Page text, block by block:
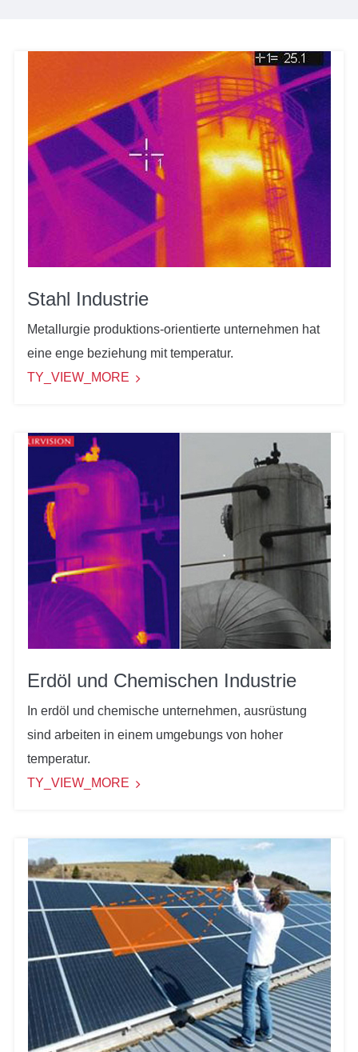
Stahl Industrie
Metallurgie produktions-orientierte unternehmen hat
eine enge beziehung mit temperatur.
TY_VIEW_MORE
Erdöl und Chemischen Industrie
In erdöl und chemische unternehmen, ausrüstung
sind arbeiten in einem umgebungs von hoher
temperatur.
TY_VIEW_MORE